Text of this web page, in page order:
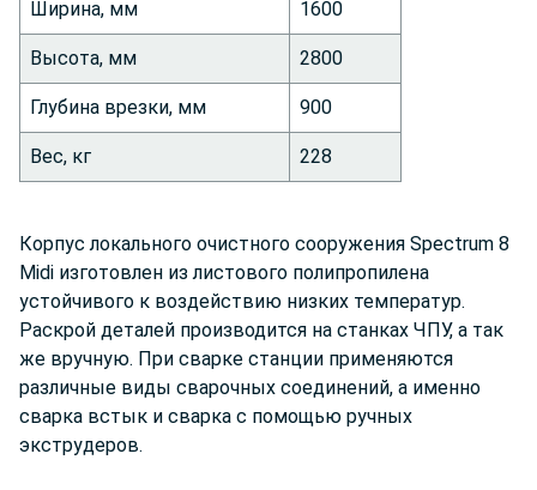
Ширина, мм 1600
Высота, мм 2800
Глубина врезки, мм 900
Вес, кг 228
Корпус локального очистного сооружения Spectrum 8
Midi изготовлен из листового полипропилена
устойчивого к воздействию низких температур.
Раскрой деталей производится на станках ЧПУ, а так
же вручную. При сварке станции применяются
различные виды сварочных соединений, а именно
сварка встык и сварка с помощью ручных
экструдеров.